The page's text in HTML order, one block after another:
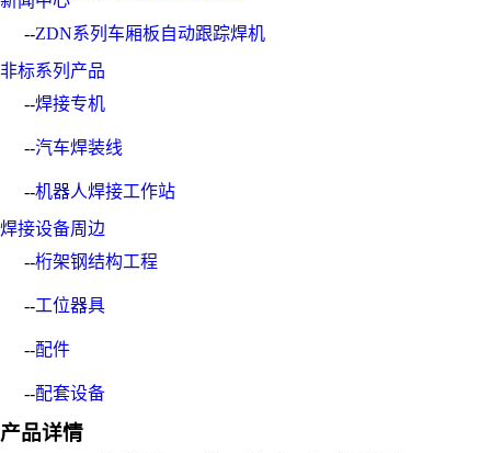
--ZDN系列车厢板自动跟踪焊机
非标系列产品
--焊接专机
--汽车焊装线
--机器人焊接工作站
焊接设备周边
--桁架钢结构工程
--工位器具
--配件
--配套设备
产品详情